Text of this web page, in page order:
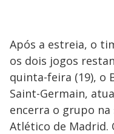
Após a estreia, o
os dois jogos
quinta-feira (19), o
Saint-Germain,
encerra o grupo na
Atlético de Madrid.